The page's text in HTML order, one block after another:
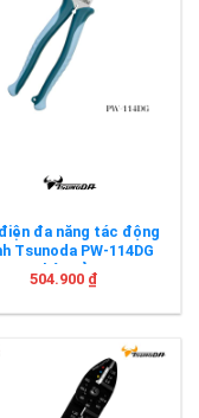
đa năng tác động
Tsunoda PW-114DG
Nhật Bản
504.900 ₫